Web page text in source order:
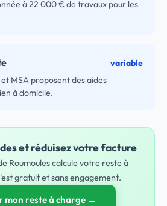
à 22 000 € de travaux pour les
variable
MSA proposent des aides
à domicile.
et réduisez votre facture
Roumoules calcule votre reste à
gratuit et sans engagement.
mon reste à charge →